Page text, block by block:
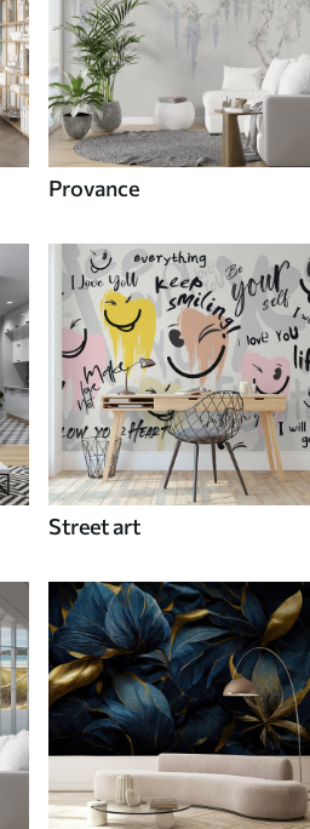
Provance
Street art